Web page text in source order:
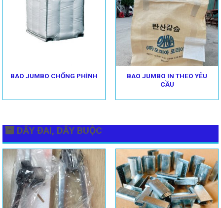
BAO JUMBO CHỐNG PHÌNH
BAO JUMBO IN THEO YÊU
CẦU
DÂY ĐAI, DÂY BUỘC